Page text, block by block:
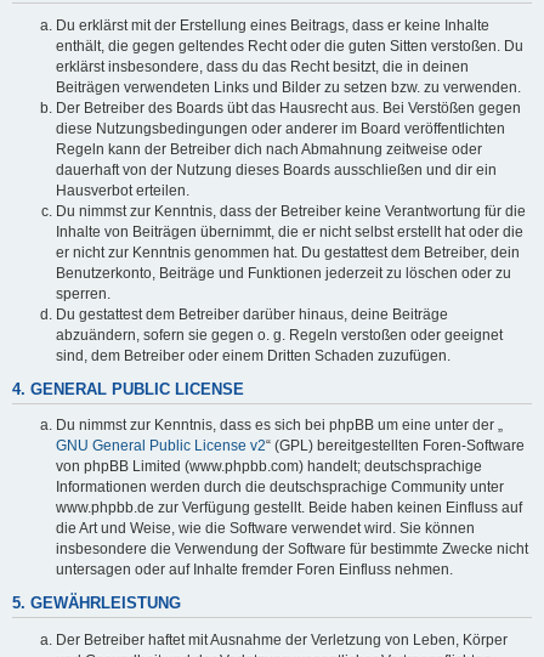
Du erklärst mit der Erstellung eines Beitrags, dass er keine Inhalte
enthält, die gegen geltendes Recht oder die guten Sitten verstoßen. Du
erklärst insbesondere, dass du das Recht besitzt, die in deinen
Beiträgen verwendeten Links und Bilder zu setzen bzw. zu verwenden.
Der Betreiber des Boards übt das Hausrecht aus. Bei Verstößen gegen
diese Nutzungsbedingungen oder anderer im Board veröffentlichten
Regeln kann der Betreiber dich nach Abmahnung zeitweise oder
dauerhaft von der Nutzung dieses Boards ausschließen und dir ein
Hausverbot erteilen.
Du nimmst zur Kenntnis, dass der Betreiber keine Verantwortung für die
Inhalte von Beiträgen übernimmt, die er nicht selbst erstellt hat oder die
er nicht zur Kenntnis genommen hat. Du gestattest dem Betreiber, dein
Benutzerkonto, Beiträge und Funktionen jederzeit zu löschen oder zu
sperren.
Du gestattest dem Betreiber darüber hinaus, deine Beiträge
abzuändern, sofern sie gegen o. g. Regeln verstoßen oder geeignet
sind, dem Betreiber oder einem Dritten Schaden zuzufügen.
4. GENERAL PUBLIC LICENSE
Du nimmst zur Kenntnis, dass es sich bei phpBB um eine unter der „
GNU General Public License v2“ (GPL) bereitgestellten Foren-Software
von phpBB Limited (www.phpbb.com) handelt; deutschsprachige
Informationen werden durch die deutschsprachige Community unter
www.phpbb.de zur Verfügung gestellt. Beide haben keinen Einfluss auf
die Art und Weise, wie die Software verwendet wird. Sie können
insbesondere die Verwendung der Software für bestimmte Zwecke nicht
untersagen oder auf Inhalte fremder Foren Einfluss nehmen.
5. GEWÄHRLEISTUNG
Der Betreiber haftet mit Ausnahme der Verletzung von Leben, Körper